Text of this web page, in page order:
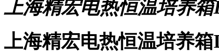
上海精宏电热恒温培养箱
上海精宏电热恒温培养